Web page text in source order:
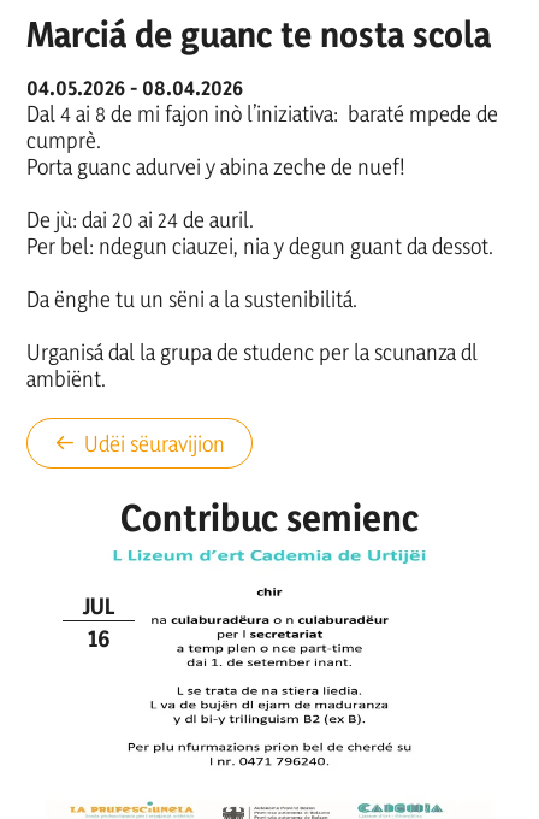
Marciá de guanc te nosta scola
04.05.2026 - 08.04.2026
Dal 4 ai 8 de mi fajon inò l’iniziativa: baraté mpede de
cumprè.
Porta guanc adurvei y abina zeche de nuef!
De jù: dai 20 ai 24 de auril.
Per bel: ndegun ciauzei, nia y degun guant da dessot.
Da ënghe tu un sëni a la sustenibilitá.
Urganisá dal la grupa de studenc per la scunanza dl
ambiënt.
Udëi sëuravijion
Contribuc semienc
JUL
16